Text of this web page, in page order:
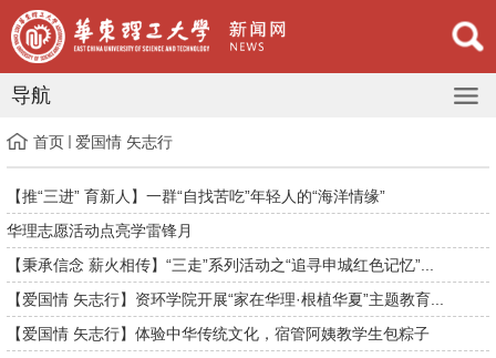
导航
首页 爱国情 矢志行
【推“三进” 育新人】一群“自找苦吃”年轻人的“海洋情缘”
华理志愿活动点亮学雷锋月
【秉承信念 薪火相传】“三走”系列活动之“追寻申城红色记忆”...
【爱国情 矢志行】资环学院开展“家在华理·根植华夏”主题教育...
【爱国情 矢志行】体验中华传统文化，宿管阿姨教学生包粽子